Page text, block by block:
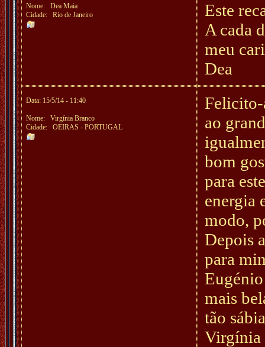
Nome: Dea Maia
Cidade: Rio de Janeiro
Este
A cada
meu
Dea
Data: 15/5/14 - 11:40
Nome: Virgínia Branco
Cidade: OEIRAS - PORTUGAL
Felicito-
ao
bom
para
energia
modo,
Depois
para
Eugénio
mais
tão
Virgínia